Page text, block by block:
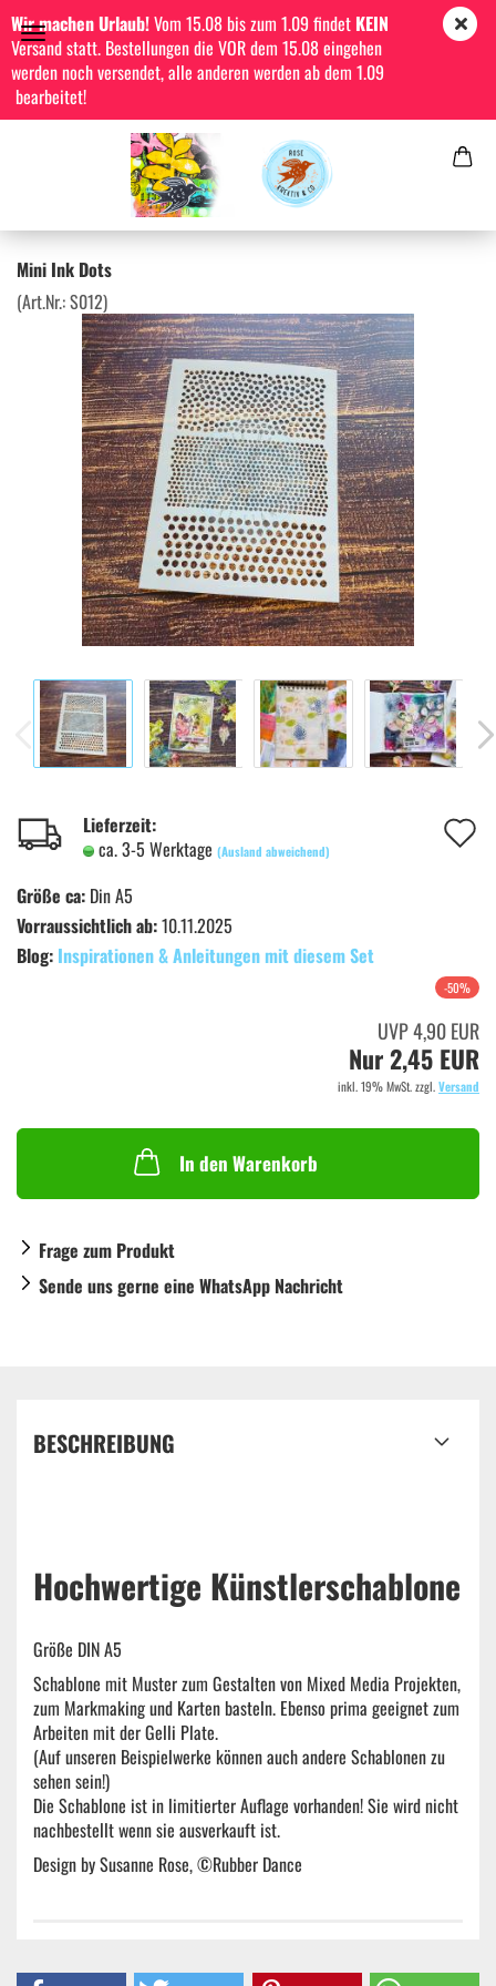
Wir machen Urlaub!Vom 15.08 bis zum 1.09 findet KEIN
Versand statt. Bestellungen die VOR dem 15.08 eingehen
werden noch versendet, alle anderen werden ab dem 1.09
bearbeitet!
Mini Ink Dots
(Art.Nr.:S012)
Lieferzeit:
ca. 3-5 Werktage (Ausland abweichend)
Größe ca: Din A5
Vorraussichtlich ab:10.11.2025
Blog: Inspirationen & Anleitungen mit diesem Set
-50%
UVP 4,90 EUR
Nur 2,45 EUR
inkl. 19% MwSt. zzgl.Versand
In den Warenkorb
Frage zum Produkt
Sende uns gerne eine WhatsApp Nachricht
BESCHREIBUNG
Hochwertige Künstlerschablone
Größe DIN A5
Schablone mit Muster zum Gestalten von Mixed Media Projekten,
zum Markmaking und Karten basteln. Ebenso prima geeignet zum
Arbeiten mit der Gelli Plate.
(Auf unseren Beispielwerke können auch andere Schablonen zu
sehen sein!)
Die Schablone ist in limitierter Auflage vorhanden! Sie wird nicht
nachbestellt wenn sie ausverkauft ist.
Design by Susanne Rose, ©Rubber Dance